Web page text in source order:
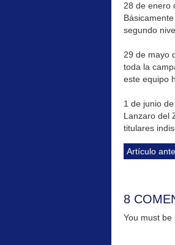
28 de enero
segundo
29 de mayo
toda la
este equipo
1 de junio
Lanzaro del
titulares
Artículo
8
You must